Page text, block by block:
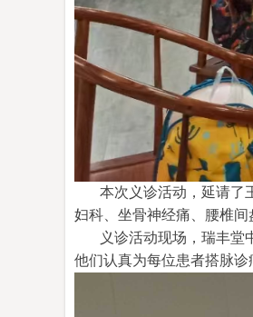
本次义诊活动， 延请了
妇科、坐骨神经痛、腰椎间
义诊活动现场， 瑞丰堂
他们认真为每位患者搭脉诊